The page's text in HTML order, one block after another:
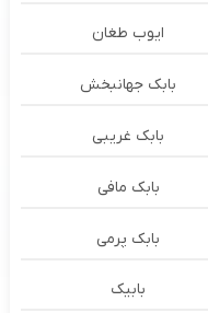
ایوب طغان
بابک جهانبخش
بابک غریبی
بابک مافی
بابک پرمی
بابیک